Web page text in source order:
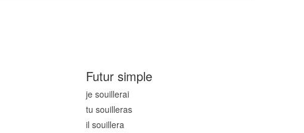
Futur simple
je souillerai
tu souilleras
il souillera